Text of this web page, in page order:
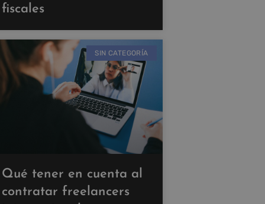
fiscales
SIN CATEGORÍA
Qué tener en cuenta al
contratar freelancers